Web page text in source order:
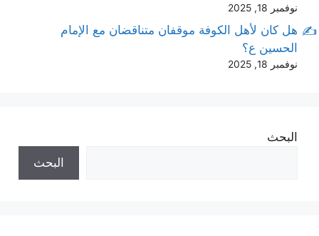
نوفمبر 18, 2025
هل كان لأهل الكوفة موقفان متناقضان مع الإمام
الحسين ع؟
نوفمبر 18, 2025
البحث
البحث